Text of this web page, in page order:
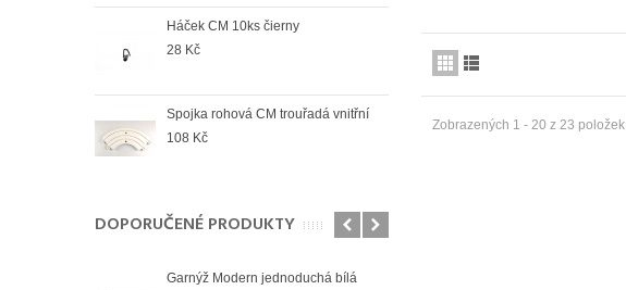
Háček CM 10ks čierny
28 Kč
Spojka rohová CM trouřadá vnitřní
108 Kč
78 Kč
DOPORUČENÉ PRODUKTY
Garnýž Modern jednoduchá bílá
Zobrazených 1 - 20 z 23 položek